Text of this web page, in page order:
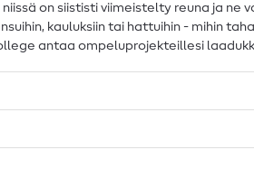
on siististi viimeistelty reuna ja
kauluksiin tai hattuihin - mihin
antaa ompeluprojekteillesi